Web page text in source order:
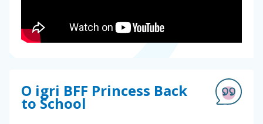
O igri BFF Princess Back
to School